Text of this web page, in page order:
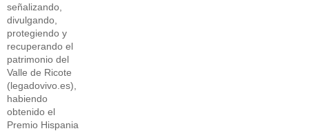
señalizando,
divulgando,
protegiendo y
recuperando el
patrimonio del
Valle de Ricote
(legadovivo.es),
habiendo
obtenido el
Premio Hispania